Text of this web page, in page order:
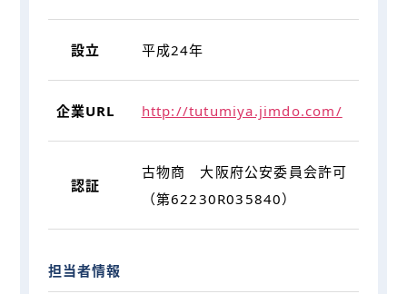
設立 平成24年
企業URL http://tutumiya.jimdo.com/
認証
古物商 大阪府公安委員会許可
（第62230R035840）
担当者情報